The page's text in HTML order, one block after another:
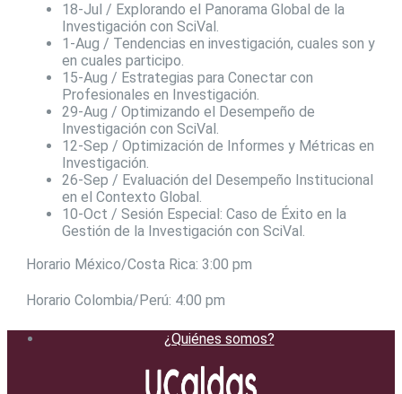
18-Jul / Explorando el Panorama Global de la
Investigación con SciVal.
1-Aug / Tendencias en investigación, cuales son y
en cuales participo.
15-Aug / Estrategias para Conectar con
Profesionales en Investigación.
29-Aug / Optimizando el Desempeño de
Investigación con SciVal.
12-Sep / Optimización de Informes y Métricas en
Investigación.
26-Sep / Evaluación del Desempeño Institucional
en el Contexto Global.
10-Oct / Sesión Especial: Caso de Éxito en la
Gestión de la Investigación con SciVal.
Horario México/Costa Rica: 3:00 pm
Horario Colombia/Perú: 4:00 pm
¿Quiénes somos?